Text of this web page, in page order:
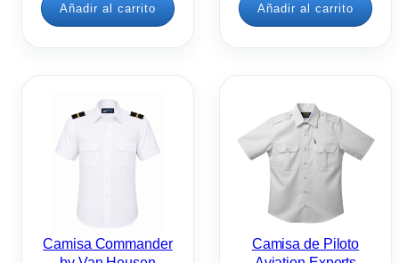
Añadir al carrito Añadir al carrito
Camisa Commander
Camisa de Piloto